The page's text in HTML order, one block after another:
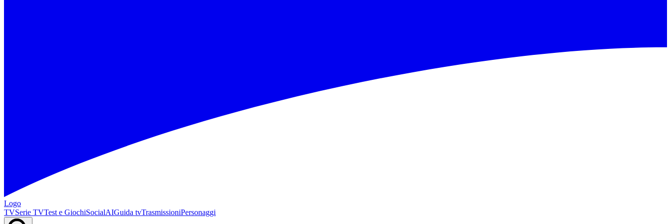
Logo
TVSerie TVTest e GiochiSocialAIGuida tvTrasmissioniPersonaggi